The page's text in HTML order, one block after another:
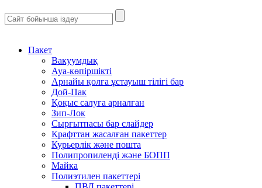
Пакет
Вакуумдық
Ауа-көпіршікті
Арнайы қолға ұстауыш тілігі бар
Дой-Пак
Қоқыс салуға арналған
Зип-Лок
Сырғытпасы бар слайдер
Крафттан жасалған пакеттер
Курьерлік және пошта
Полипропиленді және БОПП
Майка
Полиэтилен пакеттері